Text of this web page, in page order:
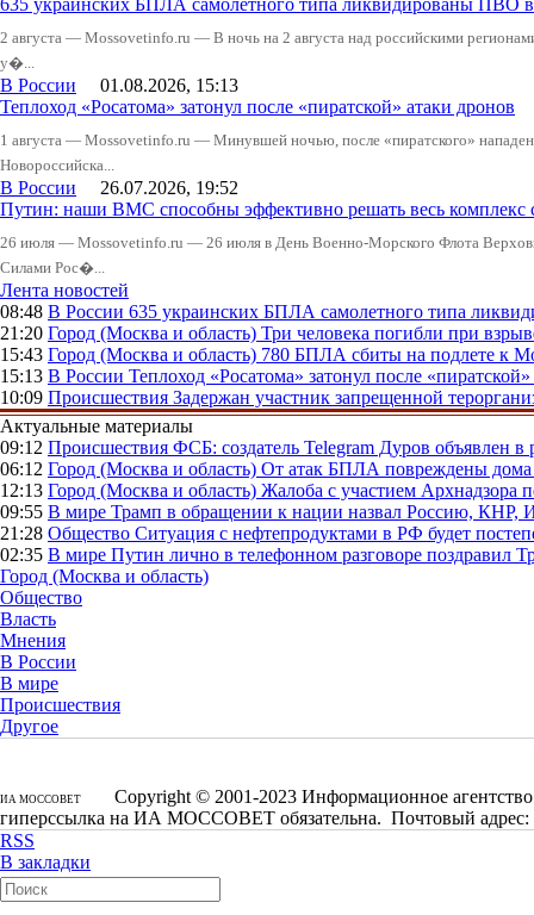
635 украинских БПЛА самолетного типа ликвидированы ПВО
2 августа — Mossovetinfo.ru — В ночь на 2 августа над российскими
у�...
В России 01.08.2026, 15:13
Теплоход «Росатома» затонул после «пиратской» атаки дронов
1 августа — Mossovetinfo.ru — Минувшей ночью, после «пиратского»
Новороссийска...
В России 26.07.2026, 19:52
Путин: наши ВМС способны эффективно решать весь комплекс
26 июля — Mossovetinfo.ru — 26 июля в День Военно-Морского Флота
Силами Рос�...
Лента новостей
08:48 В России 635 украинских БПЛА самолетного типа
21:20 Город (Москва и область) Три человека погибли при
15:43 Город (Москва и область) 780 БПЛА сбиты на подлете к
15:13 В России Теплоход «Росатома» затонул после
10:09 Происшествия Задержан участник запрещенной
Актуальные материалы
09:12 Происшествия ФСБ: создатель Telegram Дуров объявлен в
06:12 Город (Москва и область) От атак БПЛА повреждены дома
12:13 Город (Москва и область) Жалоба с участием Архнадзора
09:55 В мире Трамп в обращении к нации назвал Россию,
21:28 Общество Ситуация с нефтепродуктами в РФ будет
02:35 В мире Путин лично в телефонном разговоре
Город (Москва и область)
Общество
Власть
Мнения
В России
В мире
Происшествия
Другое
ИА МОССОВЕТ
Copyright © 2001-2023 Информационное
гиперссылка на ИА МОССОВЕТ обязательна. Почтовый адрес:
RSS
В закладки